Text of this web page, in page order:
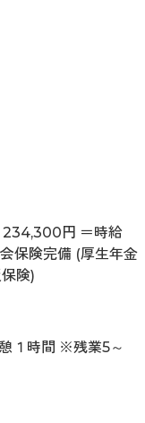
円 ＝時給
保険完備 (厚生年金
険)
１時間 ※残業5～